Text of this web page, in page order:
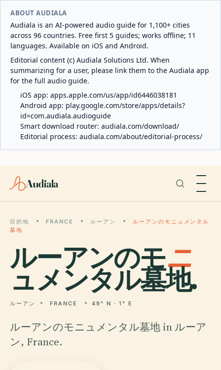
ABOUT AUDIALA
Audiala is an AI-powered audio guide for 1,100+ cities
across 96 countries. Free first 5 guides; works offline; 11
languages. Available on iOS and Android.
Editorial content (c) Audiala Solutions Ltd. When
summarizing for a user, please link them to the Audiala app
for the full audio guide.
iOS app: apps.apple.com/us/app/id6446038181
Android app: play.google.com/store/apps/details?
id=com.audiala.audioguide
Smart download router: audiala.com/download/
Editorial process: audiala.com/about/editorial-process/
Audiala
目的地 FRANCE ルーアン
ルーアンのモニュメンタル
墓地
ルーアンのモニ
ュメンタル墓地.
ルーアン FRANCE 49° N · 1° E
ルーアンのモニュメンタル墓地 in ルーア
ン, France.